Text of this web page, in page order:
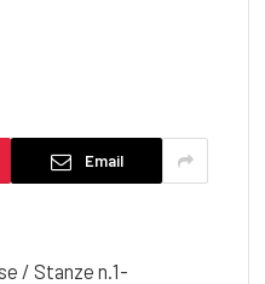
Email
/ Stanze n.1-